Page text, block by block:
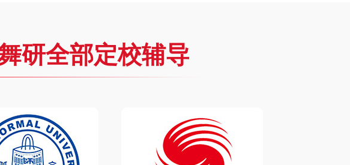
研全部定校辅导